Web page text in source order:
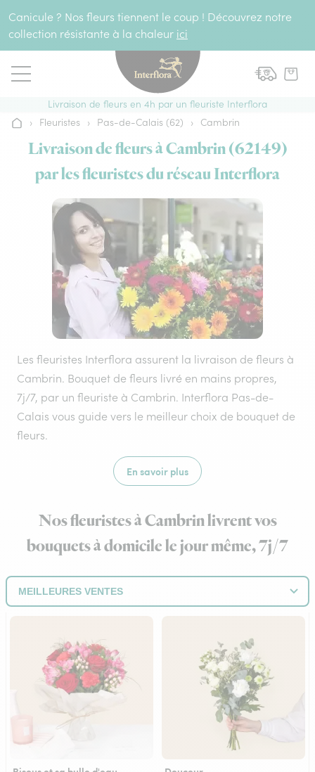
Canicule ? Nos fleurs tiennent le coup ! Découvrez notre
collection résistante à la chaleur ici
Livraison de fleurs en 4h par un fleuriste Interflora
Accueil
› Fleuristes › Pas-de-Calais (62) › Cambrin
Livraison de fleurs à Cambrin (62149)
par les fleuristes du réseau Interflora
Les fleuristes Interflora assurent la livraison de fleurs à
Cambrin. Bouquet de fleurs livré en mains propres,
7j/7, par un fleuriste à Cambrin. Interflora Pas-de-
Calais vous guide vers le meilleur choix de bouquet de
fleurs.
En savoir plus
Nos fleuristes à Cambrin livrent vos
bouquets à domicile le jour même, 7j/7